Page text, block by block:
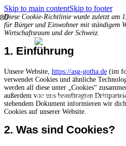
Skip to main contentSkip to footer
Diese Cookie-Richtlinie wurde zuletzt am
für Bürger und Einwohner mit ständigem
Wirtschaftsraum und der Schweiz.
1. Einführung
Unsere Website, https://asg-gotha.de (im
verwendet Cookies und ähnliche
werden all diese unter „Cookies“
außerdem von uns beauftragten
stehendem Dokument informieren wir
Cookies auf unserer Website.
2. Was sind Cookies?